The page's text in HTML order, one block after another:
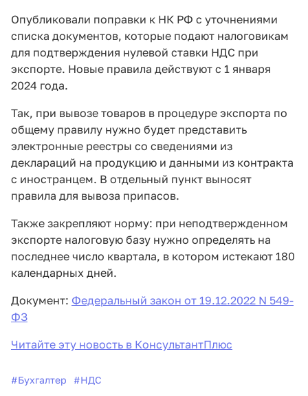
Опубликовали поправки к НК РФ с уточнениями
списка документов, которые подают налоговикам
для подтверждения нулевой ставки НДС при
экспорте. Новые правила действуют с 1 января
2024 года.
Так, при вывозе товаров в процедуре экспорта по
общему правилу нужно будет представить
электронные реестры со сведениями из
деклараций на продукцию и данными из контракта
с иностранцем. В отдельный пункт выносят
правила для вывоза припасов.
Также закрепляют норму: при неподтвержденном
экспорте налоговую базу нужно определять на
последнее число квартала, в котором истекают 180
календарных дней.
Документ: Федеральный закон от 19.12.2022 N 549-
ФЗ
Читайте эту новость в КонсультантПлюс
#Бухгалтер #НДС